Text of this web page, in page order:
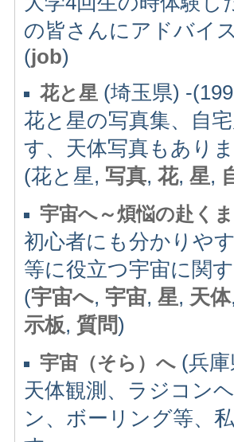
の皆さんにアドバイ
(job)
花と星 (埼玉県) -
花と星の写真集、自
す、天体写真もあり
(花と星, 写真, 花, 星,
宇宙へ～煩悩の赴く
初心者にも分かりや
等に役立つ宇宙に関
(宇宙へ, 宇宙, 星, 天体
示板, 質問)
宇宙（そら）へ (兵
天体観測、ラジコン
ン、ボーリング等、